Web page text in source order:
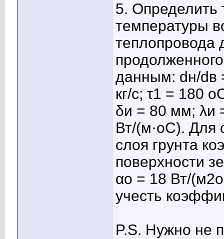
5. Определить
температуры
теплопровода
данным: dн/dв
кг/с; τ1 = 180
δи = 80 мм; λи
Вт/(м·оС). Для
слоя грунта
поверхности
αо = 18 Вт/
учесть
P.S. Нужно не